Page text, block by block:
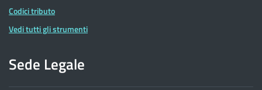
Codici tributo
Vedi tutti gli strumenti
Sede Legale